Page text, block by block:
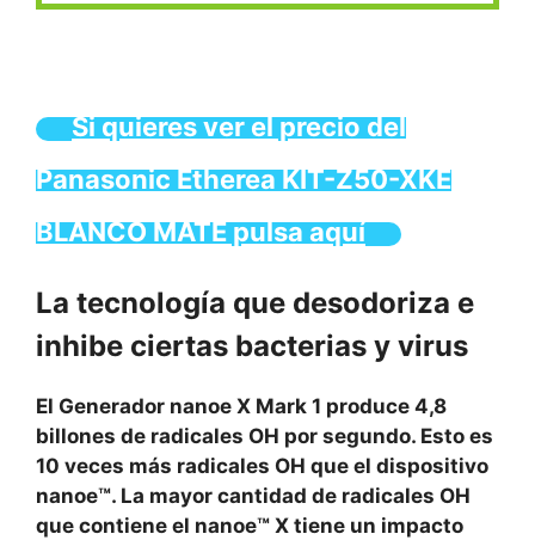
Si quieres ver el precio del
Panasonic Etherea KIT-Z50-XKE
BLANCO MATE pulsa aquí
La tecnología que desodoriza e
inhibe ciertas bacterias y virus
El Generador nanoe X Mark 1 produce 4,8
billones de radicales OH por segundo. Esto es
10 veces más radicales OH que el dispositivo
nanoe™. La mayor cantidad de radicales OH
que contiene el nanoe™ X tiene un impacto